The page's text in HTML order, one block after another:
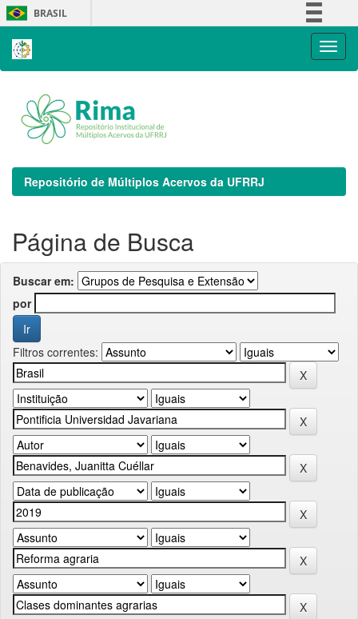
Skip
navigation
BRASIL
Repositório de Múltiplos Acervos da UFRRJ
Página de Busca
Buscar em:
por
Filtros correntes: